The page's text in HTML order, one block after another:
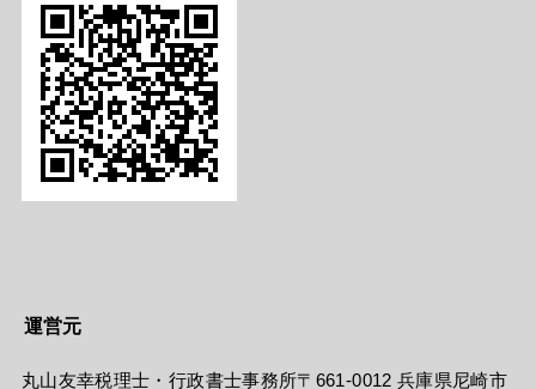
運営元
丸山友幸税理士・行政書士事務所〒661-0012 兵庫県尼崎市